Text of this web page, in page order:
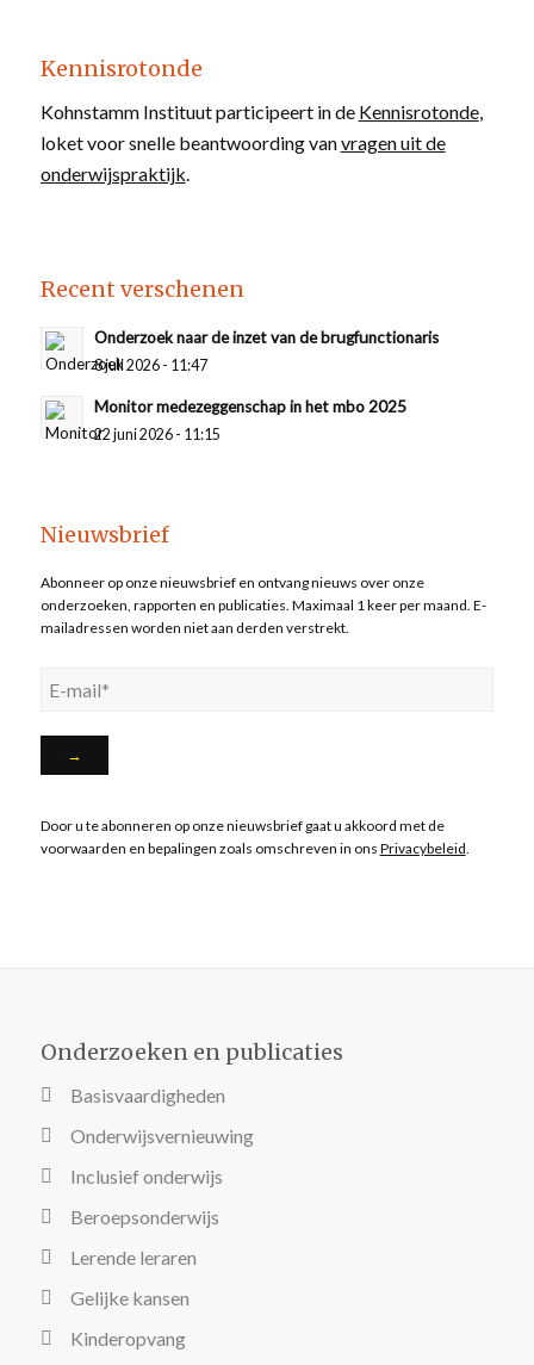
Kennisrotonde
Kohnstamm Instituut participeert in de Kennisrotonde,
loket voor snelle beantwoording vanvragen uit de
onderwijspraktijk.
Recent verschenen
Onderzoek naar de inzet van de brugfunctionaris
8 juli 2026 - 11:47
Monitor medezeggenschap in het mbo 2025
22 juni 2026 - 11:15
Nieuwsbrief
Abonneer op onze nieuwsbrief en ontvang nieuws over onze
onderzoeken, rapporten en publicaties. Maximaal 1 keer per maand. E-
mailadressen worden niet aan derden verstrekt.
Door u te abonneren op onze nieuwsbrief gaat u akkoord met de
voorwaarden en bepalingen zoals omschreven in ons Privacybeleid.
Onderzoeken en publicaties
Basisvaardigheden
Onderwijsvernieuwing
Inclusief onderwijs
Beroepsonderwijs
Lerende leraren
Gelijke kansen
Kinderopvang